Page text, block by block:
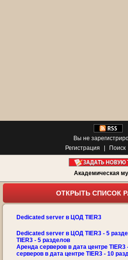
Вы не
Регистрация
Поиск
Академическая
ОТКРЫТЬ СПИСОК
Dedicated server в ЦОД TIER3
Dedicated server в ЦОД TIER3 - 5
TIER3 - 5 разделов
Аренда серверов в дата центре
серверов в дата центре TIER3 - 10